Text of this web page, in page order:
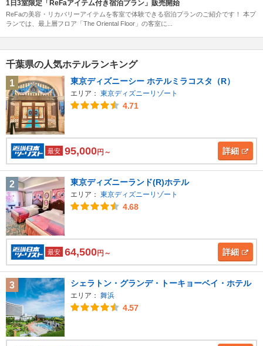
1日3室限定「ReFaアイテム付き宿泊プラン」販売開始
ReFaの美容・リカバリーアイテムを客室で体験できる宿泊プランのご紹介です！ 本プ
ランでは、最上層フロア「The Oriental Floor」の客室に...
千葉県の人気ホテルランキング
1
東京ディズニーシー ホテルミラコスタ（R）
エリア： 東京ディズニーリゾート
4.71
最安 95,000円～ 詳細
2 東京ディズニーランド(R)ホテル
エリア： 東京ディズニーリゾート
4.68
最安 64,500円～ 詳細
3 シェラトン・グランデ・トーキョーベイ・ホテル
エリア： 舞浜
4.57